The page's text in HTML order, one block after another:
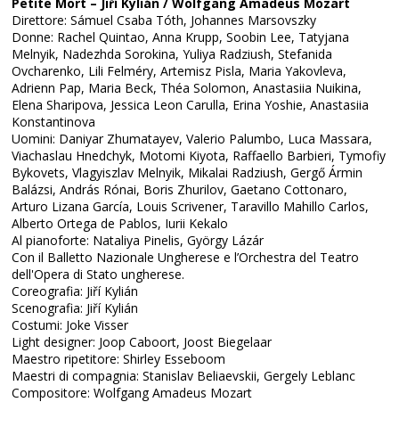
Direttore: Sámuel Csaba Tóth, Johannes Marsovszky
Donne: Rachel Quintao, Anna Krupp, Soobin Lee, Tatyjana
Melnyik, Nadezhda Sorokina, Yuliya Radziush, Stefanida
Ovcharenko, Lili Felméry, Artemisz Pisla, Maria Yakovleva,
Adrienn Pap, Maria Beck, Théa Solomon, Anastasiia Nuikina,
Elena Sharipova, Jessica Leon Carulla, Erina Yoshie, Anastasiia
Konstantinova
Uomini: Daniyar Zhumatayev, Valerio Palumbo, Luca Massara,
Viachaslau Hnedchyk, Motomi Kiyota, Raffaello Barbieri, Tymofiy
Bykovets, Vlagyiszlav Melnyik, Mikalai Radziush, Gergő Ármin
Balázsi, András Rónai, Boris Zhurilov, Gaetano Cottonaro,
Arturo Lizana García, Louis Scrivener, Taravillo Mahillo Carlos,
Alberto Ortega de Pablos, Iurii Kekalo
Al pianoforte: Nataliya Pinelis, György Lázár
Con il Balletto Nazionale Ungherese e l’Orchestra del Teatro
dell'Opera di Stato ungherese.
Coreografia: Jiří Kylián
Scenografia: Jiří Kylián
Costumi: Joke Visser
Light designer: Joop Caboort, Joost Biegelaar
Maestro ripetitore: Shirley Esseboom
Maestri di compagnia: Stanislav Beliaevskii, Gergely Leblanc
Compositore: Wolfgang Amadeus Mozart